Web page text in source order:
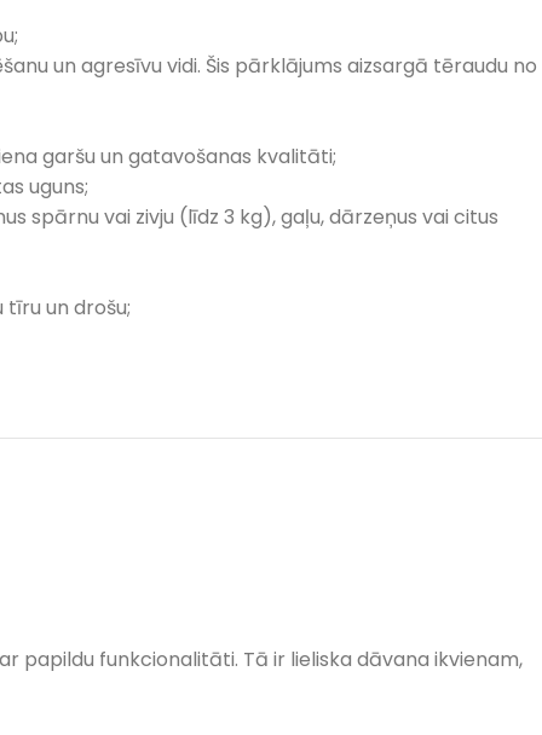
un agresīvu vidi. Šis pārklājums aizsargā tēraudu no
garšu un gatavošanas kvalitāti;
uguns;
spārnu vai zivju (līdz 3 kg), gaļu, dārzeņus vai citus
un drošu;
papildu funkcionalitāti. Tā ir lieliska dāvana ikvienam,